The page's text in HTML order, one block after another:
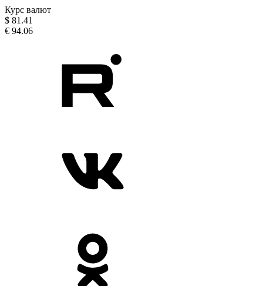
Курс валют
$ 81.41
€ 94.06